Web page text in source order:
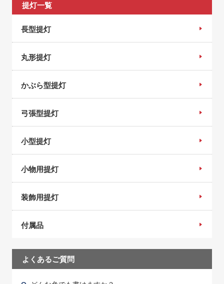
提灯一覧
長型提灯
丸形提灯
かぶら型提灯
弓張型提灯
小型提灯
小物用提灯
装飾用提灯
付属品
よくあるご質問